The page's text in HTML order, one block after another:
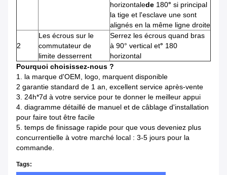
horizontalede 180° si principal
la tige et l'esclave une sont
alignés en la même ligne droite
2
Les écrous sur le
commutateur de
limite desserrent
Serrez les écrous quand bras
à 90° vertical et° 180
horizontal
Pourquoi choisissez-nous ?
1. la marque d'OEM, logo, marquent disponible
2 garantie standard de 1 an, excellent service après-vente
3. 24h*7d à votre service pour te donner le meilleur appui
4. diagramme détaillé de manuel et de câblage d'installation
pour faire tout être facile
5. temps de finissage rapide pour que vous deveniez plus
concurrentielle à votre marché local : 3-5 jours pour la
commande.
Tags: